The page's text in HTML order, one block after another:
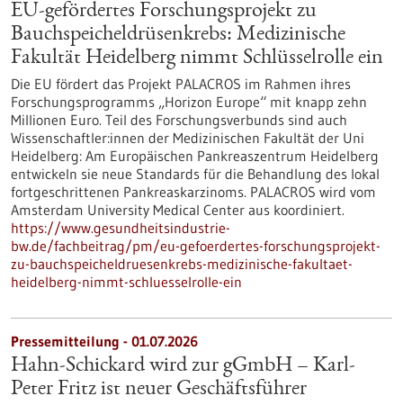
EU-gefördertes Forschungsprojekt zu
Bauchspeicheldrüsenkrebs: Medizinische
Fakultät Heidelberg nimmt Schlüsselrolle ein
Die EU fördert das Projekt PALACROS im Rahmen ihres
Forschungsprogramms „Horizon Europe“ mit knapp zehn
Millionen Euro. Teil des Forschungsverbunds sind auch
Wissenschaftler:innen der Medizinischen Fakultät der Uni
Heidelberg: Am Europäischen Pankreaszentrum Heidelberg
entwickeln sie neue Standards für die Behandlung des lokal
fortgeschrittenen Pankreaskarzinoms. PALACROS wird vom
Amsterdam University Medical Center aus koordiniert.
https://www.gesundheitsindustrie-
bw.de/fachbeitrag/pm/eu-gefoerdertes-forschungsprojekt-
zu-bauchspeicheldruesenkrebs-medizinische-fakultaet-
heidelberg-nimmt-schluesselrolle-ein
Pressemitteilung - 01.07.2026
Hahn-Schickard wird zur gGmbH – Karl-
Peter Fritz ist neuer Geschäftsführer